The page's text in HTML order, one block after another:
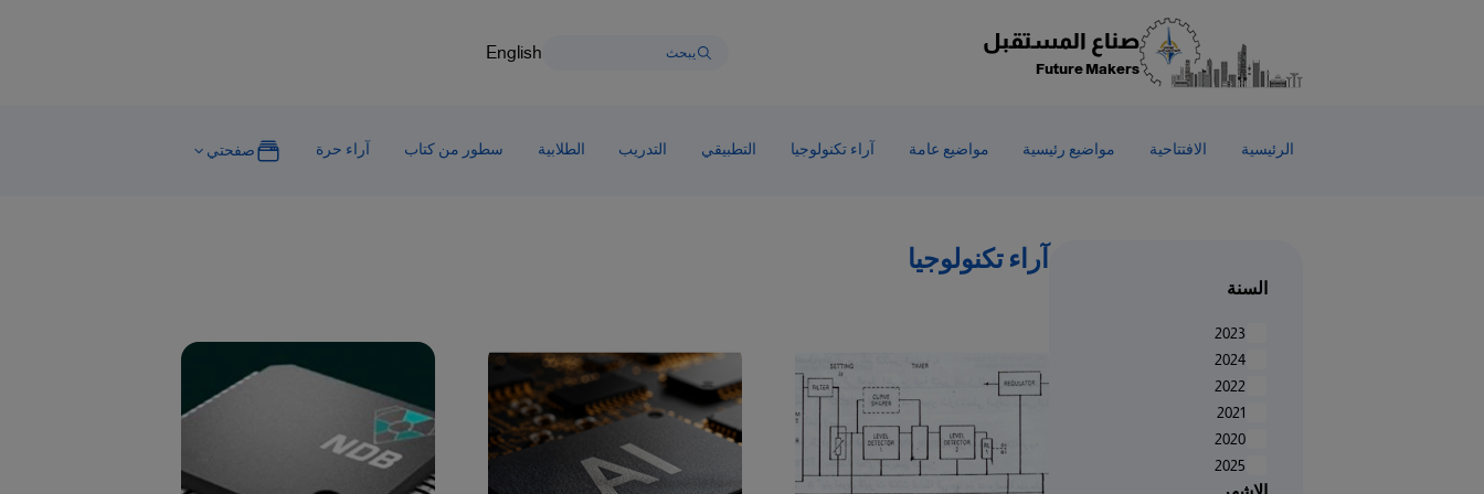
صناع المستقبل
Future Makers
English
الرئيسية الافتتاحية مواضيع رئيسية مواضيع عامة آراء تكنولوجيا التطبيقي التدريب الطلابية سطور من كتاب آراء حرة صفحتي
السنة
2023
2024
2022
2021
2020
2025
آراء تكنولوجيا